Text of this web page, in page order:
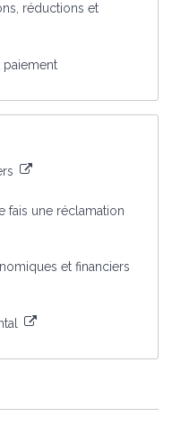
réductions et
paiement
fais une réclamation
et financiers